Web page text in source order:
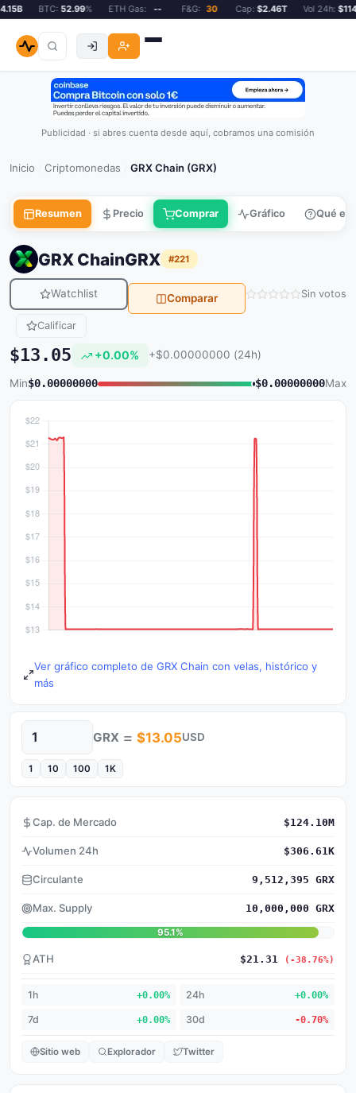
BTC:52.99% ETH Gas: -- F&G: 30 Cap:$2.46T Vol 24h:
Publicidad · si abres cuenta desde aquí, cobramos una comisión
Inicio Criptomonedas GRX Chain (GRX)
Resumen Precio Comprar Gráfico Qué es
GRX ChainGRX #221
Watchlist Comparar Sin votos
Calificar
$13.05 +0.00% +$0.00000000 (24h)
Min$0.00000000 $0.00000000Max
Ver gráfico completo de GRX Chain con velas, histórico y
más
Cantidad GRX = $13.05USD
1 10 100 1K
Cap. de Mercado $124.10M
Volumen 24h $306.61K
Circulante 9,512,395 GRX
Max. Supply 10,000,000 GRX
95.1%
ATH $21.31 (-38.76%)
1h +0.00% 24h +0.00%
7d +0.00% 30d -0.70%
Sitio web Explorador Twitter